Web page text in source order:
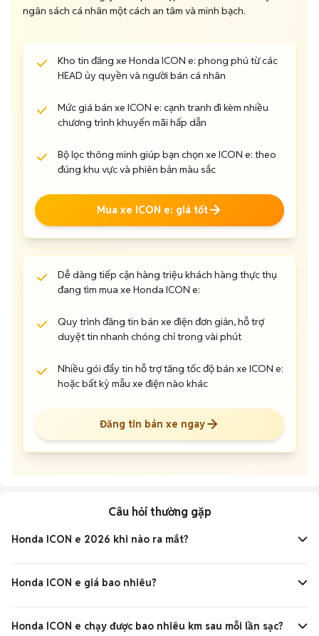
ngân sách cá nhân một cách an tâm và minh bạch.
Kho tin đăng xe Honda ICON e: phong phú từ các
HEAD ủy quyền và người bán cá nhân
Mức giá bán xe ICON e: cạnh tranh đi kèm nhiều
chương trình khuyến mãi hấp dẫn
Bộ lọc thông minh giúp bạn chọn xe ICON e: theo
đúng khu vực và phiên bản màu sắc
Mua xe ICON e: giá tốt
Dễ dàng tiếp cận hàng triệu khách hàng thực thụ
đang tìm mua xe Honda ICON e:
Quy trình đăng tin bán xe điện đơn giản, hỗ trợ
duyệt tin nhanh chóng chỉ trong vài phút
Nhiều gói đẩy tin hỗ trợ tăng tốc độ bán xe ICON e:
hoặc bất kỳ mẫu xe điện nào khác
Đăng tin bán xe ngay
Câu hỏi thường gặp
Honda ICON e 2026 khi nào ra mắt?
kế năng động và tiện ích thông minh.
Honda ICON e giá bao nhiêu?
được công bố khi xe chính thức mở bán.
Honda ICON e chạy được bao nhiêu km sau mỗi lần sạc?